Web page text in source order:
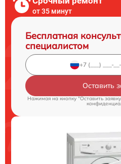
от 35 минут
Бесплатная
специалистом
Оставить
Нажимая на кнопку "Оставить